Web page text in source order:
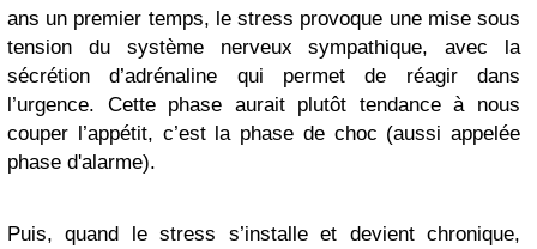
ans un premier temps, le stress provoque une mise sous
tension du système nerveux sympathique, avec la
sécrétion d’adrénaline qui permet de réagir dans
l’urgence. Cette phase aurait plutôt tendance à nous
couper l’appétit, c’est la phase de choc (aussi appelée
phase d'alarme).
Puis, quand le stress s’installe et devient chronique,